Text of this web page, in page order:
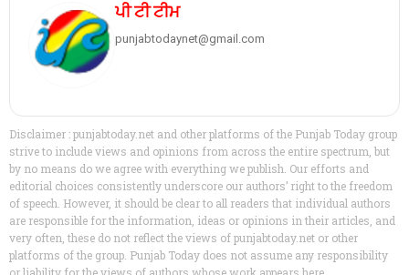
ਪੀ ਟੀ ਟੀਮ
punjabtodaynet@gmail.com
Disclaimer : punjabtoday.net and other platforms of the Punjab Today group
strive to include views and opinions from across the entire spectrum, but
by no means do we agree with everything we publish. Our efforts and
editorial choices consistently underscore our authors’ right to the freedom
of speech. However, it should be clear to all readers that individual authors
are responsible for the information, ideas or opinions in their articles, and
very often, these do not reflect the views of punjabtoday.net or other
platforms of the group. Punjab Today does not assume any responsibility